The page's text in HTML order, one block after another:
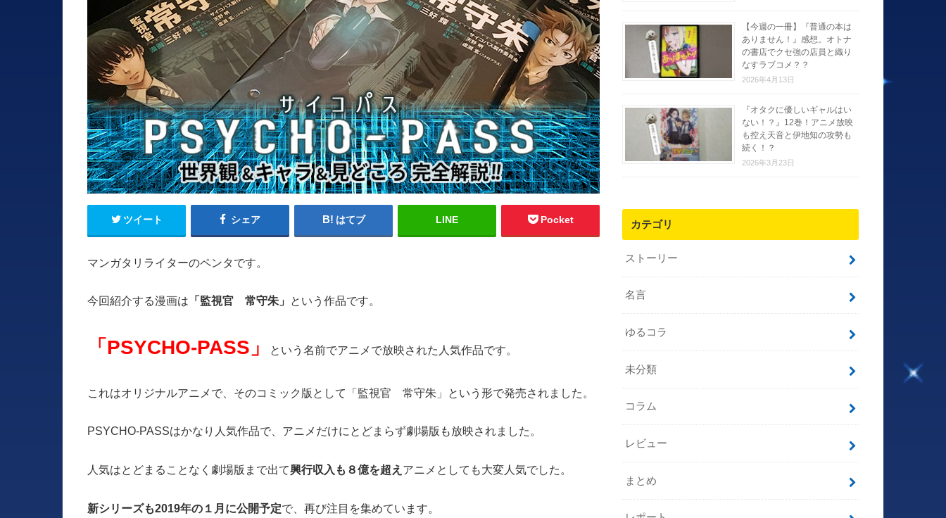
ツイート シェア はてブ LINE Pocket
マンガタリライターのペンタです。
今回紹介する漫画は 「監視官 常守朱」 という作品です。
「PSYCHO-PASS」 という名前でアニメで放映された人気作品です。
これはオリジナルアニメで、そのコミック版として「監視官 常守朱」という形で発売されました。
PSYCHO-PASSはかなり人気作品で、アニメだけにとどまらず劇場版も放映されました。
人気はとどまることなく劇場版まで出て興行収入も８億を超え アニメとしても大変人気でした。
新シリーズも2019年の１月に公開予定で、再び注目を集めています。
【今週の一冊】『普通の本は
ありません！』感想。オトナ
の書店でクセ強の店員と織り
なすラブコメ？？
2026年4月13日
『オタクに優しいギャルはい
ない！？』12巻！アニメ放映
も控え天音と伊地知の攻勢も
続く！？
2026年3月23日
カテゴリ
ストーリー
名言
ゆるコラ
未分類
コラム
レビュー
まとめ